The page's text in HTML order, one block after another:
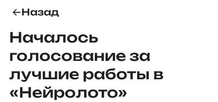
Назад
Началось
голосование за
лучшие работы в
«Нейролото»